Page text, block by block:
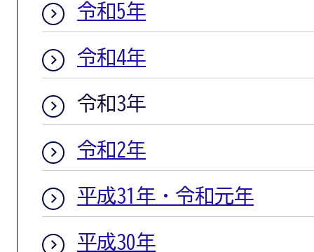
令和5年
令和4年
令和3年
令和2年
平成31年・令和元年
平成30年